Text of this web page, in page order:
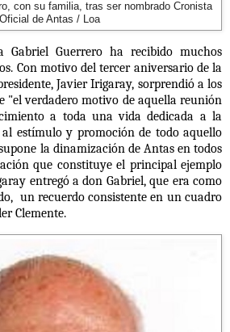
con su familia, tras ser nombrado Cronista
Oficial de Antas / Loa
Guerrero ha recibido muchos
Con motivo del tercer aniversario de la
Javier Irigaray, sorprendió a los
"el verdadero motivo de aquella reunión
a toda una vida dedicada a la
estímulo y promoción de todo aquello
la dinamización de Antas en todos
que constituye el principal ejemplo
entregó a don Gabriel, que era como
un recuerdo consistente en un cuadro
Clemente.